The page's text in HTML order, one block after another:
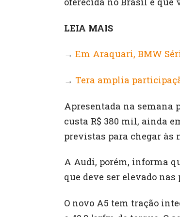
LEIA MAIS
→ Em Araquari, BMW
→ Tera amplia
Apresentada na semana
custa R$ 380 mil, ainda
previstas para chegar às
A Audi, porém, informa
que deve ser elevado
O novo A5 tem tração